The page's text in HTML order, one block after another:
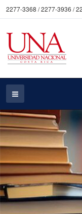
2277-3368 / 2277-3936 /